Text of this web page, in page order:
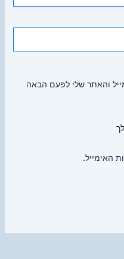
והאתר שלי לפעם הבאה
האימייל.